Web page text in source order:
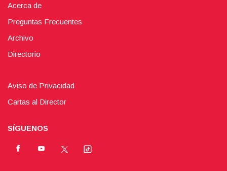
Acerca de
Preguntas Frecuentes
Archivo
Directorio
Aviso de Privacidad
Cartas al Director
SÍGUENOS